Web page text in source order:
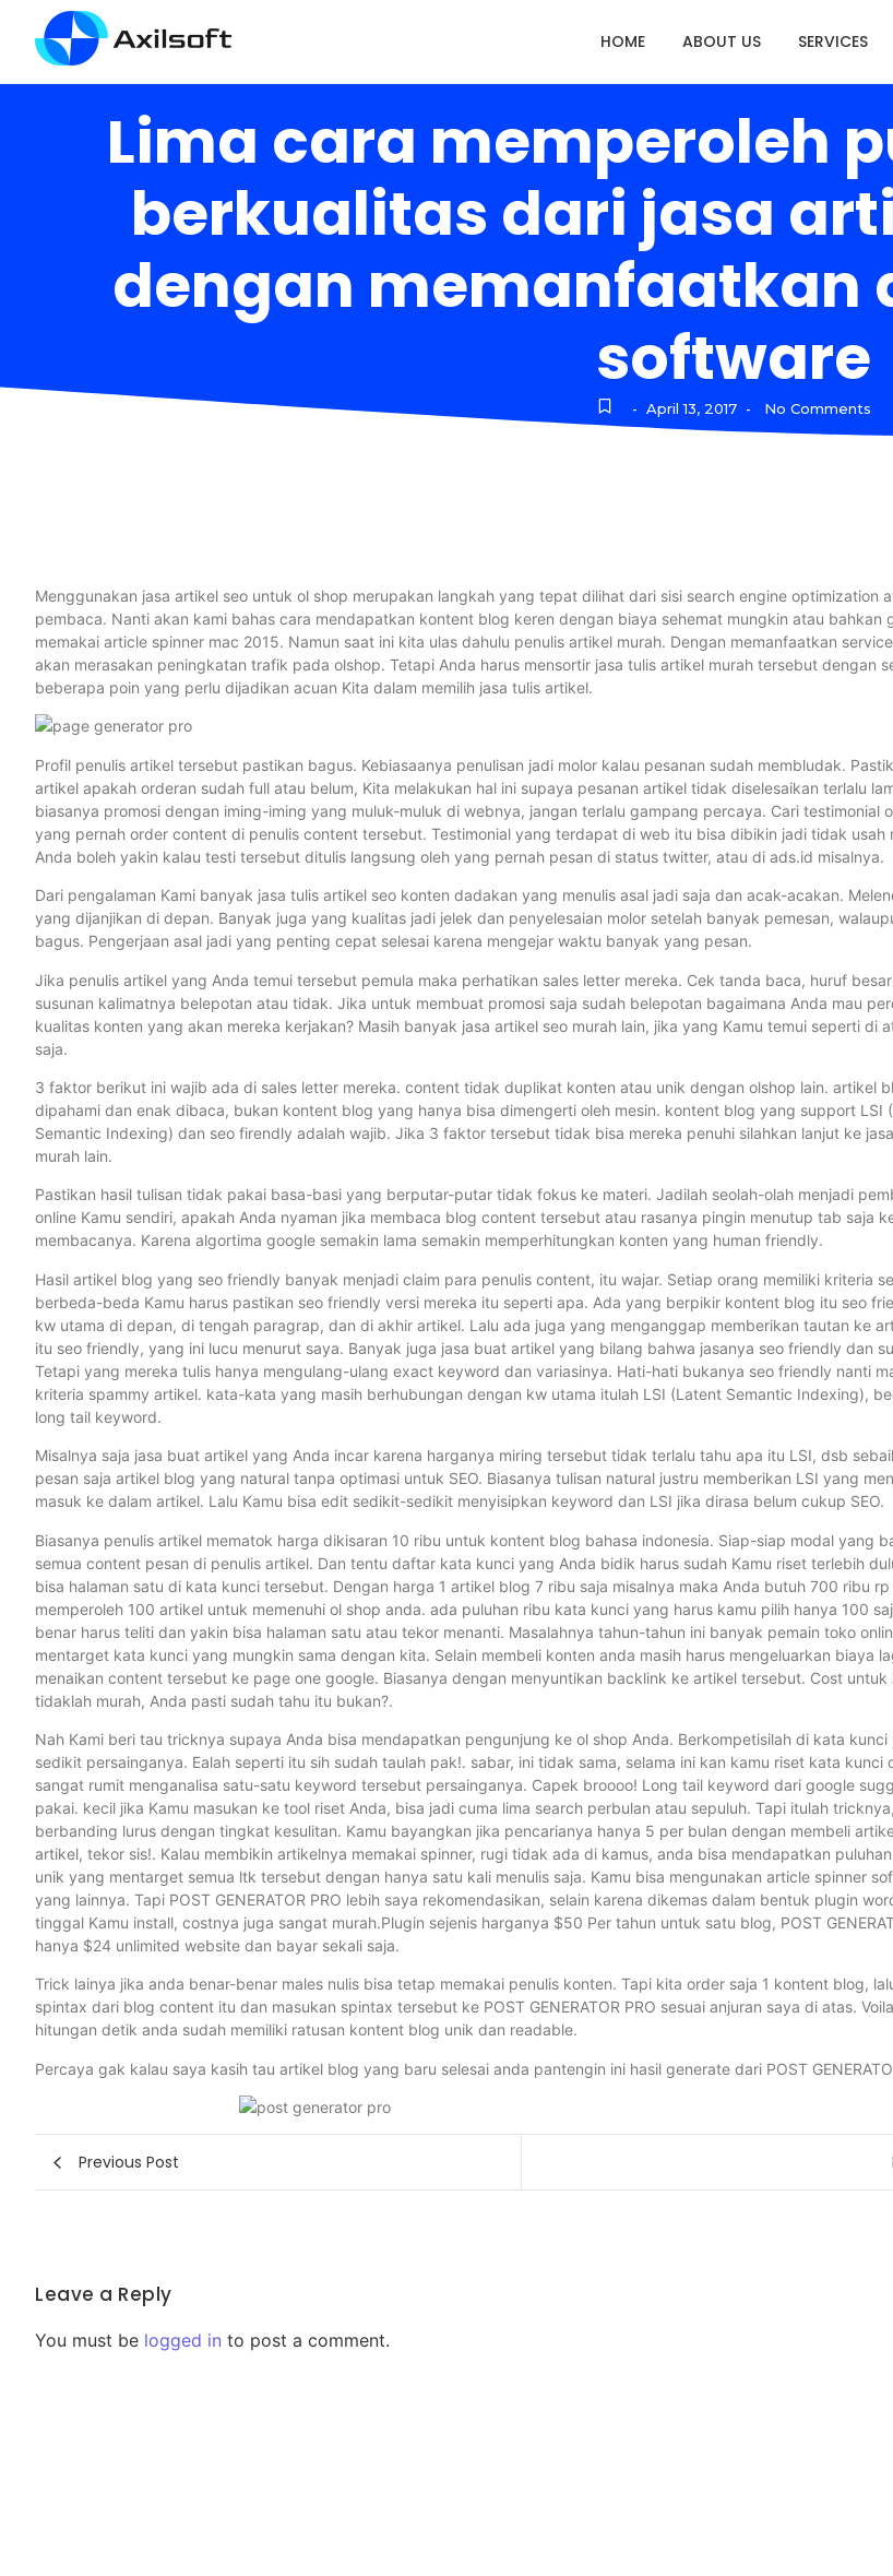
HOME ABOUT US SERVICES
Lima cara memperoleh
berkualitas dari jasa
dengan memanfaatkan
software
- April 13, 2017 - No Comments
Menggunakan jasa artikel seo untuk ol shop merupakan langkah yang tepat dilihat dari sisi search engine optimization
pembaca. Nanti akan kami bahas cara mendapatkan kontent blog keren dengan biaya sehemat mungkin atau bahkan
memakai article spinner mac 2015. Namun saat ini kita ulas dahulu penulis artikel murah. Dengan memanfaatkan
akan merasakan peningkatan trafik pada olshop. Tetapi Anda harus mensortir jasa tulis artikel murah tersebut dengan
beberapa poin yang perlu dijadikan acuan Kita dalam memilih jasa tulis artikel.
Profil penulis artikel tersebut pastikan bagus. Kebiasaanya penulisan jadi molor kalau pesanan sudah membludak.
artikel apakah orderan sudah full atau belum, Kita melakukan hal ini supaya pesanan artikel tidak diselesaikan terlalu
biasanya promosi dengan iming-iming yang muluk-muluk di webnya, jangan terlalu gampang percaya. Cari testimonial
yang pernah order content di penulis content tersebut. Testimonial yang terdapat di web itu bisa dibikin jadi tidak usah
Anda boleh yakin kalau testi tersebut ditulis langsung oleh yang pernah pesan di status twitter, atau di ads.id misalnya.
Dari pengalaman Kami banyak jasa tulis artikel seo konten dadakan yang menulis asal jadi saja dan acak-acakan.
yang dijanjikan di depan. Banyak juga yang kualitas jadi jelek dan penyelesaian molor setelah banyak pemesan,
bagus. Pengerjaan asal jadi yang penting cepat selesai karena mengejar waktu banyak yang pesan.
Jika penulis artikel yang Anda temui tersebut pemula maka perhatikan sales letter mereka. Cek tanda baca, huruf
susunan kalimatnya belepotan atau tidak. Jika untuk membuat promosi saja sudah belepotan bagaimana Anda mau
kualitas konten yang akan mereka kerjakan? Masih banyak jasa artikel seo murah lain, jika yang Kamu temui seperti di
saja.
3 faktor berikut ini wajib ada di sales letter mereka. content tidak duplikat konten atau unik dengan olshop lain. artikel
dipahami dan enak dibaca, bukan kontent blog yang hanya bisa dimengerti oleh mesin. kontent blog yang support LSI
Semantic Indexing) dan seo firendly adalah wajib. Jika 3 faktor tersebut tidak bisa mereka penuhi silahkan lanjut ke
murah lain.
Pastikan hasil tulisan tidak pakai basa-basi yang berputar-putar tidak fokus ke materi. Jadilah seolah-olah menjadi
online Kamu sendiri, apakah Anda nyaman jika membaca blog content tersebut atau rasanya pingin menutup tab saja
membacanya. Karena algortima google semakin lama semakin memperhitungkan konten yang human friendly.
Hasil artikel blog yang seo friendly banyak menjadi claim para penulis content, itu wajar. Setiap orang memiliki kriteria
berbeda-beda Kamu harus pastikan seo friendly versi mereka itu seperti apa. Ada yang berpikir kontent blog itu seo
kw utama di depan, di tengah paragrap, dan di akhir artikel. Lalu ada juga yang menganggap memberikan tautan ke
itu seo friendly, yang ini lucu menurut saya. Banyak juga jasa buat artikel yang bilang bahwa jasanya seo friendly dan
Tetapi yang mereka tulis hanya mengulang-ulang exact keyword dan variasinya. Hati-hati bukanya seo friendly nanti
kriteria spammy artikel. kata-kata yang masih berhubungan dengan kw utama itulah LSI (Latent Semantic Indexing),
long tail keyword.
Misalnya saja jasa buat artikel yang Anda incar karena harganya miring tersebut tidak terlalu tahu apa itu LSI, dsb
pesan saja artikel blog yang natural tanpa optimasi untuk SEO. Biasanya tulisan natural justru memberikan LSI yang
masuk ke dalam artikel. Lalu Kamu bisa edit sedikit-sedikit menyisipkan keyword dan LSI jika dirasa belum cukup SEO.
Biasanya penulis artikel mematok harga dikisaran 10 ribu untuk kontent blog bahasa indonesia. Siap-siap modal yang
semua content pesan di penulis artikel. Dan tentu daftar kata kunci yang Anda bidik harus sudah Kamu riset terlebih
bisa halaman satu di kata kunci tersebut. Dengan harga 1 artikel blog 7 ribu saja misalnya maka Anda butuh 700 ribu
memperoleh 100 artikel untuk memenuhi ol shop anda. ada puluhan ribu kata kunci yang harus kamu pilih hanya 100
benar harus teliti dan yakin bisa halaman satu atau tekor menanti. Masalahnya tahun-tahun ini banyak pemain toko
mentarget kata kunci yang mungkin sama dengan kita. Selain membeli konten anda masih harus mengeluarkan biaya
menaikan content tersebut ke page one google. Biasanya dengan menyuntikan backlink ke artikel tersebut. Cost untuk
tidaklah murah, Anda pasti sudah tahu itu bukan?.
Nah Kami beri tau tricknya supaya Anda bisa mendapatkan pengunjung ke ol shop Anda. Berkompetisilah di kata
sedikit persainganya. Ealah seperti itu sih sudah taulah pak!. sabar, ini tidak sama, selama ini kan kamu riset kata kunci
sangat rumit menganalisa satu-satu keyword tersebut persainganya. Capek broooo! Long tail keyword dari google
pakai. kecil jika Kamu masukan ke tool riset Anda, bisa jadi cuma lima search perbulan atau sepuluh. Tapi itulah
berbanding lurus dengan tingkat kesulitan. Kamu bayangkan jika pencarianya hanya 5 per bulan dengan membeli
artikel, tekor sis!. Kalau membikin artikelnya memakai spinner, rugi tidak ada di kamus, anda bisa mendapatkan
unik yang mentarget semua ltk tersebut dengan hanya satu kali menulis saja. Kamu bisa mengunakan article spinner
yang lainnya. Tapi POST GENERATOR PRO lebih saya rekomendasikan, selain karena dikemas dalam bentuk plugin
tinggal Kamu install, costnya juga sangat murah.Plugin sejenis harganya $50 Per tahun untuk satu blog, POST
hanya $24 unlimited website dan bayar sekali saja.
Trick lainya jika anda benar-benar males nulis bisa tetap memakai penulis konten. Tapi kita order saja 1 kontent blog,
spintax dari blog content itu dan masukan spintax tersebut ke POST GENERATOR PRO sesuai anjuran saya di atas.
hitungan detik anda sudah memiliki ratusan kontent blog unik dan readable.
Percaya gak kalau saya kasih tau artikel blog yang baru selesai anda pantengin ini hasil generate dari POST
Previous Post
Leave a Reply
You must be logged in to post a comment.